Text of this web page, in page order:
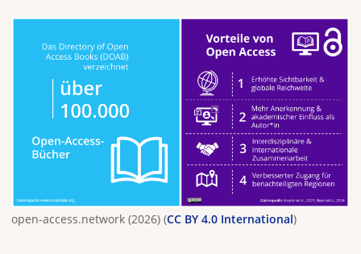
open-access.network (2026) (CC BY 4.0 International)